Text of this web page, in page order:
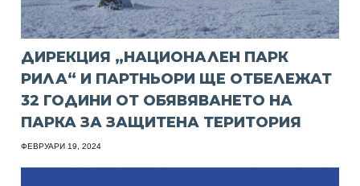
ДИРЕКЦИЯ „НАЦИОНАЛЕН ПАРК
РИЛА“ И ПАРТНЬОРИ ЩЕ ОТБЕЛЕЖАТ
32 ГОДИНИ ОТ ОБЯВЯВАНЕТО НА
ПАРКА ЗА ЗАЩИТЕНА ТЕРИТОРИЯ
ФЕВРУАРИ 19, 2024